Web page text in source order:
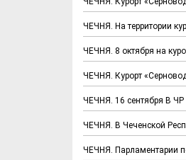
ЧЕЧНЯ. На территории
ЧЕЧНЯ. 8 октября на
ЧЕЧНЯ. Курорт
ЧЕЧНЯ. 16 сентября В ЧР
ЧЕЧНЯ. В Чеченской
ЧЕЧНЯ. Парламентарии